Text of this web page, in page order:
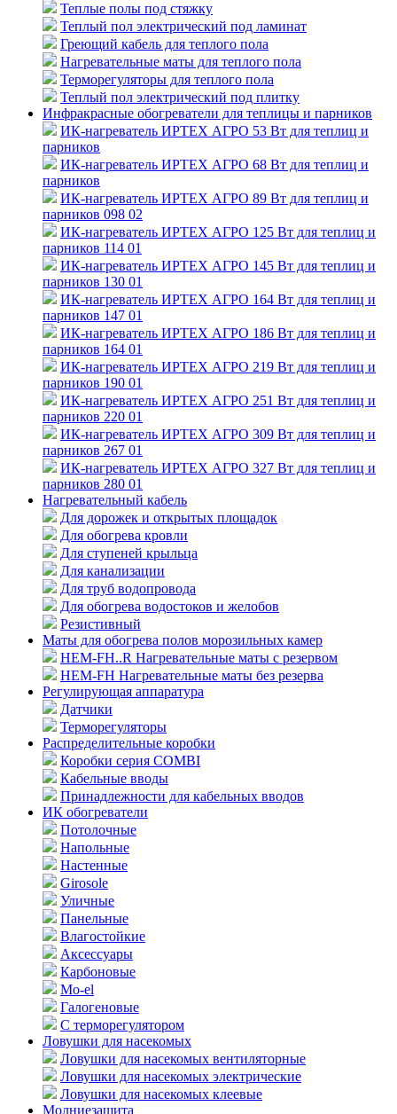
Теплые полы под стяжку
Теплый пол электрический под ламинат
Греющий кабель для теплого пола
Нагревательные маты для теплого пола
Терморегуляторы для теплого пола
Теплый пол электрический под плитку
Инфракрасные обогреватели для теплицы и парников
ИК-нагреватель ИРТЕХ АГРО 53 Вт для теплиц и
парников
ИК-нагреватель ИРТЕХ АГРО 68 Вт для теплиц и
парников
ИК-нагреватель ИРТЕХ АГРО 89 Вт для теплиц и
парников 098 02
ИК-нагреватель ИРТЕХ АГРО 125 Вт для теплиц и
парников 114 01
ИК-нагреватель ИРТЕХ АГРО 145 Вт для теплиц и
парников 130 01
ИК-нагреватель ИРТЕХ АГРО 164 Вт для теплиц и
парников 147 01
ИК-нагреватель ИРТЕХ АГРО 186 Вт для теплиц и
парников 164 01
ИК-нагреватель ИРТЕХ АГРО 219 Вт для теплиц и
парников 190 01
ИК-нагреватель ИРТЕХ АГРО 251 Вт для теплиц и
парников 220 01
ИК-нагреватель ИРТЕХ АГРО 309 Вт для теплиц и
парников 267 01
ИК-нагреватель ИРТЕХ АГРО 327 Вт для теплиц и
парников 280 01
Нагревательный кабель
Для дорожек и открытых площадок
Для обогрева кровли
Для ступеней крыльца
Для канализации
Для труб водопровода
Для обогрева водостоков и желобов
Резистивный
Маты для обогрева полов морозильных камер
HEM-FH..R Нагревательные маты с резервом
HEM-FH Нагревательные маты без резерва
Регулирующая аппаратура
Датчики
Терморегуляторы
Распределительные коробки
Коробки серия COMBI
Кабельные вводы
Принадлежности для кабельных вводов
ИК обогреватели
Потолочные
Напольные
Настенные
Girosole
Уличные
Панельные
Влагостойкие
Аксессуары
Карбоновые
Mo-el
Галогеновые
С терморегулятором
Ловушки для насекомых
Ловушки для насекомых вентиляторные
Ловушки для насекомых электрические
Ловушки для насекомых клеевые
Молниезащита